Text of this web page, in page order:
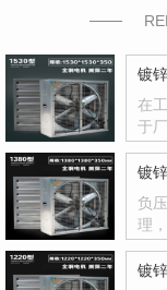
镀
在
于
镀
负
理
镀